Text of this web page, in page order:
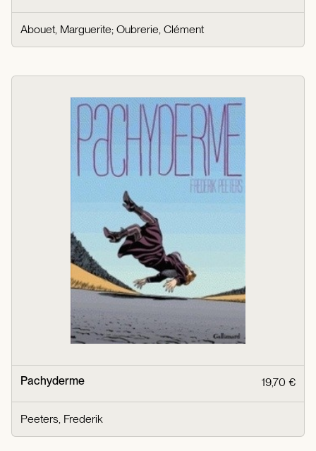
Abouet, Marguerite; Oubrerie, Clément
Pachyderme 19,70 €
Peeters, Frederik